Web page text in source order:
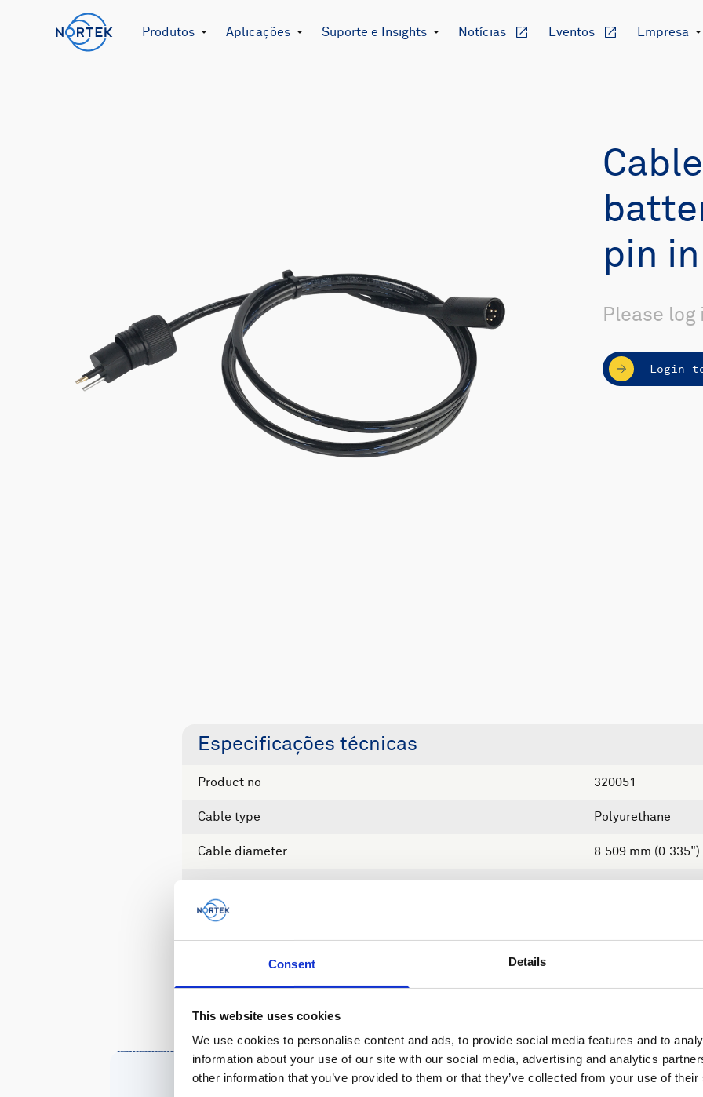
Consent Details
This website uses cookies
We use cookies to personalise content and ads, to provide social media features and to
information about your use of our site with our social media, advertising and analytics
other information that you’ve provided to them or that they’ve collected from your use of
Produtos Aplicações Suporte e Insights Notícias Eventos Empresa
pin
Please
Login
Especificações técnicas
Product no 320051
Cable type Polyurethane
Cable diameter 8.509 mm (0.335")
Length